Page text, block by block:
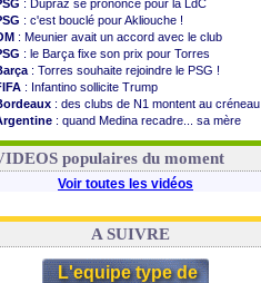
: Dupraz se prononce pour la LdC
: c'est bouclé pour Akliouche !
: Meunier avait un accord avec le club
: le Barça fixe son prix pour Torres
: Torres souhaite rejoindre le PSG !
: Infantino sollicite Trump
: des clubs de N1 montent au créneau
: quand Medina recadre... sa mère
: Paixão attire un 2e club anglais
populaires du moment
Voir toutes les vidéos
A SUIVRE
L'equipe type de